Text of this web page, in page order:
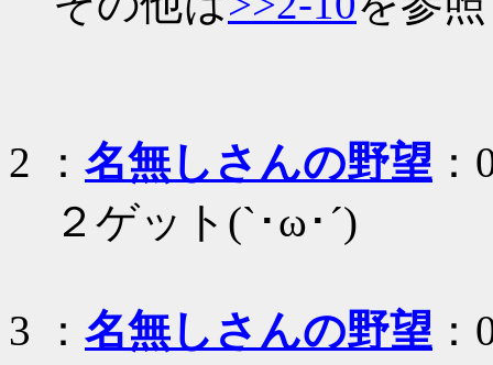
2 ： 名無しさんの野望
２ゲット(`･ω･´)
3 ： 名無しさんの野望